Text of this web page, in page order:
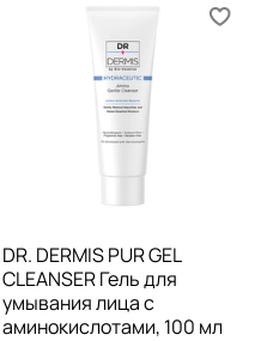
DR. DERMIS PUR GEL
CLEANSER Гель для
умывания лица с
аминокислотами, 100 мл